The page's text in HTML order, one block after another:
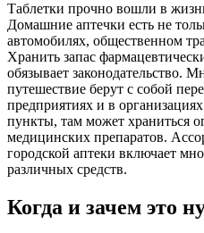
Таблетки прочно вошли в
Домашние аптечки есть не
автомобилях, общественном
Хранить запас
обязывает законодательство.
путешествие берут с собой
предприятиях и в
пункты, там может храниться
медицинских препаратов.
городской аптеки включает
различных средств.
Когда и зачем это